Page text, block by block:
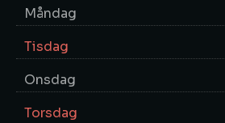
Måndag
Tisdag
Onsdag
Torsdag